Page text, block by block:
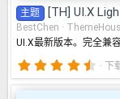
主题 [TH] UI.X
BestChen
UI.X最新版本。完全兼
4
.
6
下